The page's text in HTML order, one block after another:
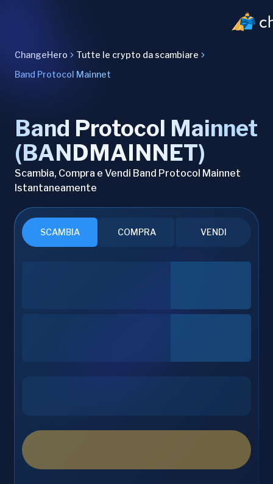
ChangeHero
Tutte le crypto da scambiare
Band Protocol Mainnet
Band Protocol Mainnet
(BANDMAINNET)
Scambia, Compra e Vendi Band Protocol Mainnet
Istantaneamente
SCAMBIA COMPRA VENDI